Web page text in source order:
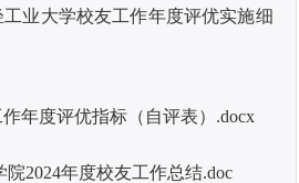
工业大学校友工作年度评优实施细
年度评优指标（自评表）.docx
2024年度校友工作总结.doc